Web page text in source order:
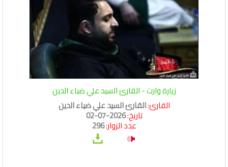
زيارة وارث - القارئ السيد علي ضياء الدين
القارئ:القارئ السيد علي ضياء الدين
تاريخ:2026-07-02
عدد الزوار:296